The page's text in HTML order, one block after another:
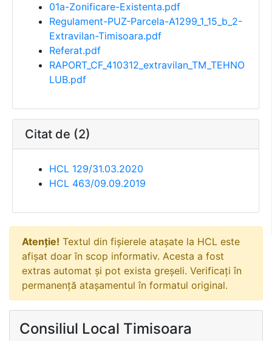
01a-Zonificare-Existenta.pdf
Regulament-PUZ-Parcela-A1299_1_15_b_2-
Extravilan-Timisoara.pdf
Referat.pdf
RAPORT_CF_410312_extravilan_TM_TEHNO
LUB.pdf
Citat de (2)
HCL 129/31.03.2020
HCL 463/09.09.2019
Atenție! Textul din fișierele atașate la HCL este
afișat doar în scop informativ. Acesta a fost
extras automat și pot exista greșeli. Verificați în
permanență atașamentul în formatul original.
Consiliul Local Timisoara